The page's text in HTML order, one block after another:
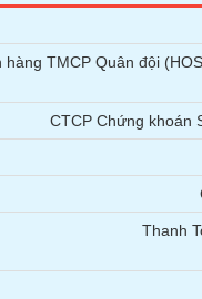
hàng TMCP Quân đội
CTCP Chứng khoán
Thanh